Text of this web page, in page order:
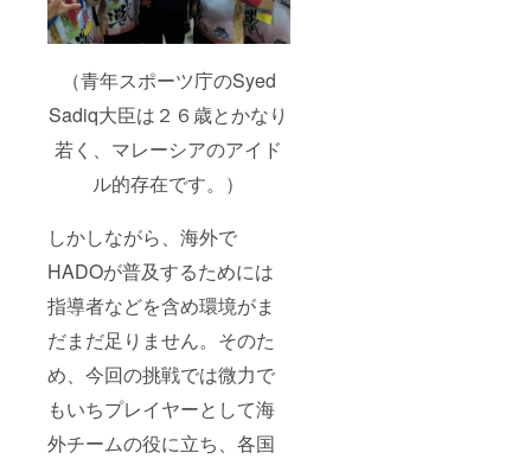
（青年スポーツ庁のSyed
Sadiq大臣は２６歳とかなり
若く、マレーシアのアイド
ル的存在です。）
しかしながら、海外で
HADOが普及するためには
指導者などを含め環境がま
だまだ足りません。そのた
め、今回の挑戦では微力で
もいちプレイヤーとして海
外チームの役に立ち、各国